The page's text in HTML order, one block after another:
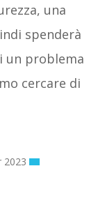
una
spenderà
un problema
cercare di
2023